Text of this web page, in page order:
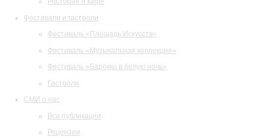
Фестивали и гастроли
Фестиваль «Площадь Искусств»
Фестиваль «Музыкальная коллекция»
Фестиваль «Барокко в белую ночь»
Гастроли
СМИ о нас
Все публикации
Рецензии